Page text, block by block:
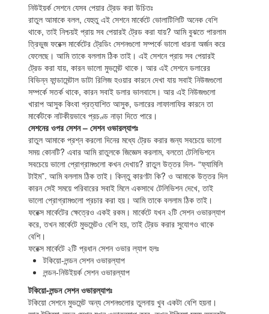
নিউইয়র্ক সেশনে যেসব পেয়ার ট্রেড করা উচিতঃ
রাতুল আমাকে বলল, যেহুতু এই সেশনে মার্কেটে ভোলাটিলিটি অনেক বেশি
থাকে, তাই নিশ্চয়ই প্রায় সব পেয়ারই ট্রেড করা যায়? আমি বুঝতে পারলাম
ত্রিভুজ ফরেক্স মার্কেটের ট্রেডিং সেশনগুলো সম্পর্কে ভালো ধারনা অর্জন করে
ফেলেছে। আমি তাকে বললাম ঠিক তাই। এই সেশনে প্রায় সব পেয়ারই
ট্রেড করা যায়, কারন ভালো মুভমেন্ট থাকে। আর এই সেশনে ডলারের
বিভিন্ন ফান্ডামেন্টাল ডাটা রিলিজ হওয়ার কারনে দেখা যায় সবাই নিউজগুলো
সম্পর্কে সতর্ক থাকে, কারন সবাই ডলার ভালবাসে। আর এই নিউজগুলো
খারাপ আসুক কিংবা প্রত্যাশিত আসুক, ডলারের লাফালাফির কারনে তা
মার্কেটকে নাটকীয়ভাবে প্রচণ্ড নাড়া দিতে পারে।
সেশনের ওপর সেশন – সেশন ওভারল্যাপঃ
রাতুল আমাকে প্রশ্ন করলো দিনের মধ্যে ট্রেড করার জন্য সবচেয়ে ভালো
সময় কোনটি? এবার আমি রাতুলকে জিজ্ঞেস করলাম, বলতো টেলিভিশনে
সবচেয়ে ভালো প্রোগ্রামগুলো কখন দেখায়? রাতুল উত্তর দিল- “ফ্যামিলি
টাইম”. আমি বললাম ঠিক তাই। কিন্তু কারণটা কি? ও আমাকে উত্তর দিল
কারন সেই সময়ে পরিবারের সবাই মিলে একসাথে টেলিভিশন দেখে, তাই
ভালো প্রোগ্রামগুলো প্রচার করা হয়। আমি তাকে বললাম ঠিক তাই।
ফরেক্স মার্কেটের ক্ষেত্রেও একই রকম। মার্কেটে যখন ২টি সেশন ওভারল্যাপ
করে, তখন মার্কেটে মুভমেন্টও বেশি হয়, তাই ট্রেড করার সুযোগও থাকে
বেশি।
ফরেক্স মার্কেটে ২টি প্রধান সেশন ওভার ল্যাপ হলঃ
টকিয়ো-লন্ডন সেশন ওভারল্যাপ
লন্ডন-নিউইয়র্ক সেশন ওভারল্যাপ
টকিয়ো-লন্ডন সেশন ওভারল্যাপঃ
টকিয়ো সেশনে মুভমেন্ট অন্য সেশনগুলোর তুলনায় খুব একটা বেশি হয়না।